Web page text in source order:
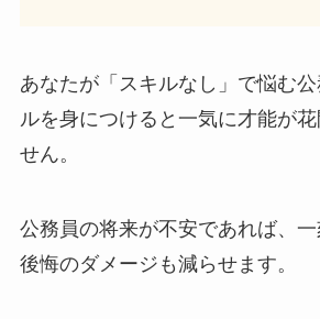
あなたが「スキルなし」で悩む
ルを身につけると一気に才能が
せん。
公務員の将来が不安であれば、
後悔のダメージも減らせます。